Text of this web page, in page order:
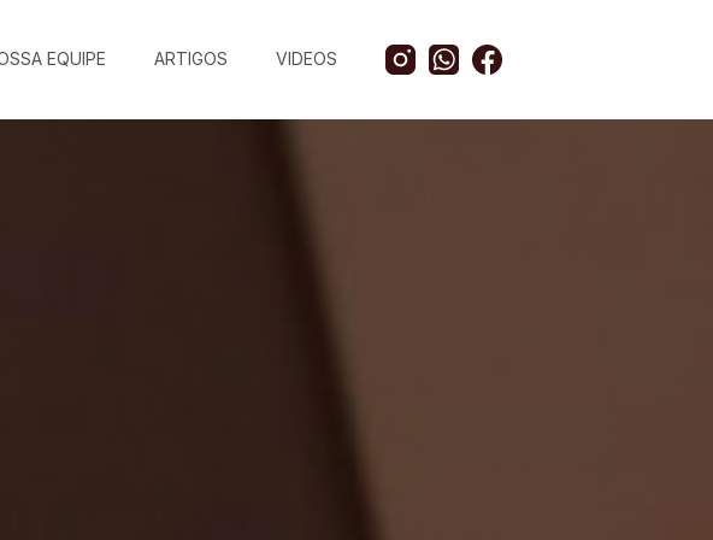
EQUIPE ARTIGOS VIDEOS